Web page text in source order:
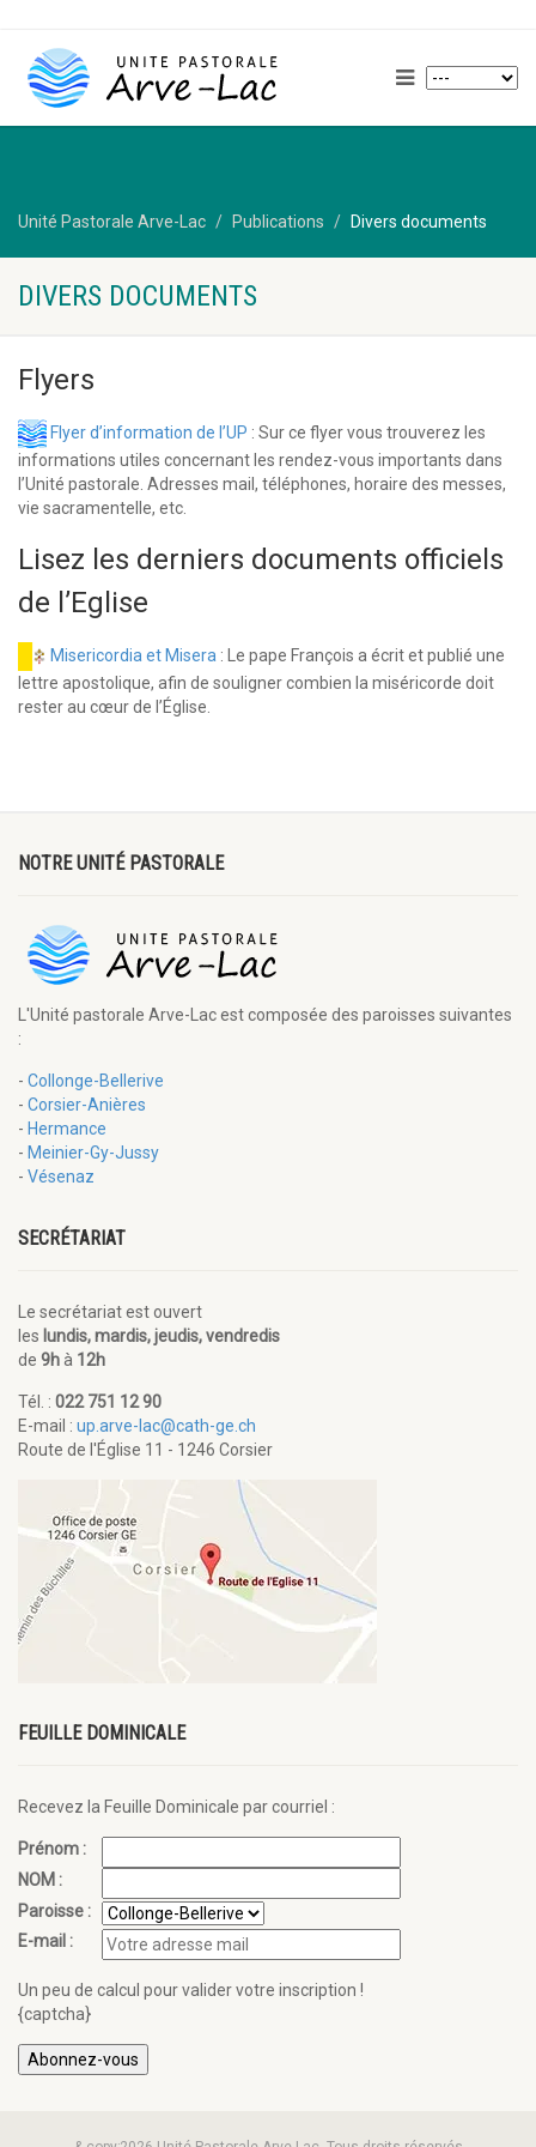
Unité Pastorale Arve-Lac Publications Divers documents
DIVERS DOCUMENTS
Flyers
Flyer d’information de l’UP : Sur ce flyer vous trouverez les
informations utiles concernant les rendez-vous importants dans
l’Unité pastorale. Adresses mail, téléphones, horaire des messes,
vie sacramentelle, etc.
Lisez les derniers documents officiels
de l’Eglise
Misericordia et Misera : Le pape François a écrit et publié une
lettre apostolique, afin de souligner combien la miséricorde doit
rester au cœur de l’Église.
NOTRE UNITÉ PASTORALE
L'Unité pastorale Arve-Lac est composée des paroisses suivantes
:
- Collonge-Bellerive
- Corsier-Anières
- Hermance
- Meinier-Gy-Jussy
- Vésenaz
SECRÉTARIAT
Le secrétariat est ouvert
les lundis, mardis, jeudis, vendredis
de 9hà 12h
Tél. : 022 751 12 90
E-mail : up.arve-lac@cath-ge.ch
Route de l'Église 11 - 1246 Corsier
FEUILLE DOMINICALE
Recevez la Feuille Dominicale par courriel :
Prénom :
NOM :
Paroisse :
E-mail :
Un peu de calcul pour valider votre inscription !
{captcha}